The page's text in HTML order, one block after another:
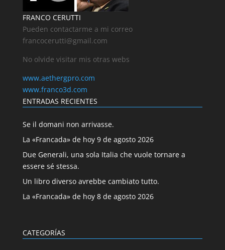
FRANCO CERUTTI
Pueden contactarme a mi correo
francocerutti@gmail.com
No olvide visitar mis otras webs
www.aethergpro.com
www.franco3d.com
ENTRADAS RECIENTES
Se il domani non arrivasse.
La «Francada» de hoy 9 de agosto 2026
Due Generali, una sola Italia che vuole tornare a
essere sé stessa.
Un libro diverso avrebbe cambiato tutto.
La «Francada» de hoy 8 de agosto 2026
CATEGORÍAS